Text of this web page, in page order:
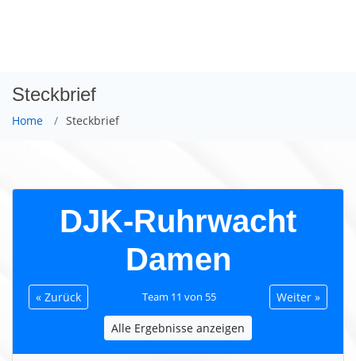
Steckbrief
Home Steckbrief
DJK-Ruhrwacht
Damen
« Zurück Team 11 von 55 Weiter »
Alle Ergebnisse anzeigen